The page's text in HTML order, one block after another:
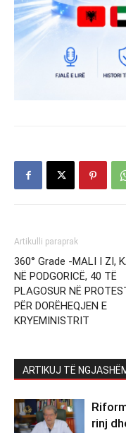
Artikulli paraprak
360° Grade -MALI I ZI,
NË PODGORICË, 40 TË
PLAGOSUR NË
PËR DORËHEQJEN E
KRYEMINISTRIT
ARTIKUJ TË
rinj